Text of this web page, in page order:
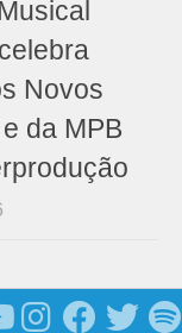
Novos
da MPB